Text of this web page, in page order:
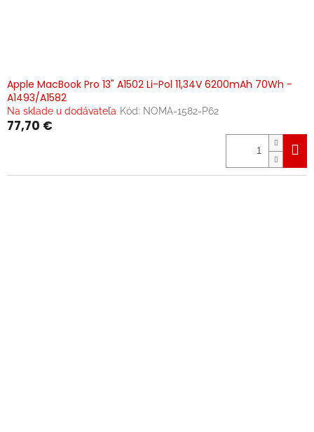
Apple MacBook Pro 13" A1502 Li-Pol 11,34V 6200mAh 70Wh -
A1493/A1582
Na sklade u dodávateľa Kód: NOMA-1582-P62
77,70 €